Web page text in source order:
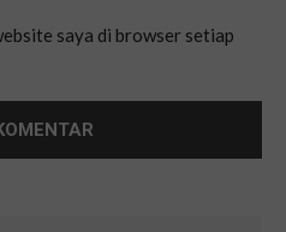
saya di browser setiap